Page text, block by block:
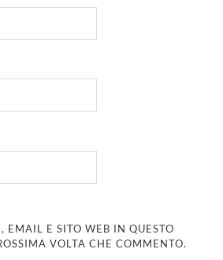
EMAIL E SITO WEB IN QUESTO
VOLTA CHE COMMENTO.